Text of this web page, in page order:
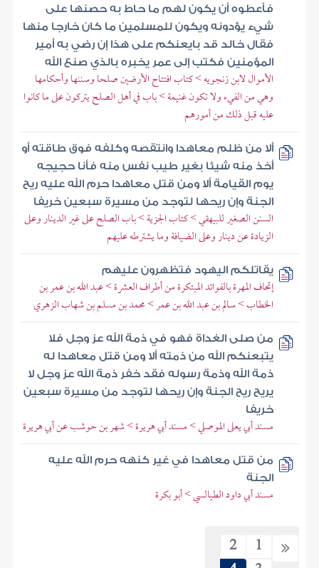
فأعطوه أن يكون لهم ما حاط به حصنها على
شيء يؤدونه ويكون للمسلمين ما كان خارجا منها
فقال خالد قد بايعنكم على هذا إن رضي به أمير
المؤمنين فكتب إلى عمر يخبره بالذي صنع الله
الأموال لابن زنجويه > كتاب افتتاح الأرضين صلحا وسننها وأحكامها
وهي من الفيء ولا تكون غنيمة > باب في أهل الصلح يتركون على ما كانوا
عليه قبل ذلك من أمورهم
ألا من ظلم معاهدا وانتقصه وكلفه فوق طاقته أو
أخذ منه شيئا بغير طيب نفس منه فأنا حجيجه
يوم القيامة ألا ومن قتل معاهدا حرم الله عليه ريح
الجنة وإن ريحها لتوجد من مسيرة سبعين خريفا
السنن الصغير للبيهقي > كتاب الجزية > باب الصلح على غير الدينار وعلى
الزيادة عن دينار وعلى الضيافة وما يشترطه عليهم
يقاتلكم اليهود فتظهرون عليهم
إتحاف المهرة بالفوائد المبتكرة من أطراف العشرة > عبد الله بن عمر بن
الخطاب > سالم بن عبد الله بن عمر > محمد بن مسلم بن شهاب الزهري
من صلى الغداة فهو في ذمة الله عز وجل فلا
يتبعنكم الله من ذمته ألا ومن قتل معاهدا له
ذمة الله وذمة رسوله فقد خفر ذمة الله عز وجل لا
يريح ريح الجنة وإن ريحها لتوجد من مسيرة سبعين
خريفا
مسند أبي يعلى الموصلي > مسند أبي هريرة > شهر بن حوشب عن أبي هريرة
من قتل معاهدا في غير كنهه حرم الله عليه
الجنة
مسند أبي داود الطيالسي > أبو بكرة
1
2